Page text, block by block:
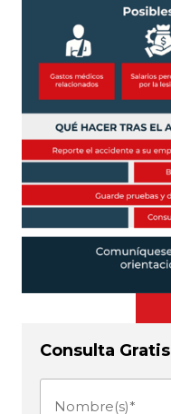
Consulta Gratis
Nombre(s)